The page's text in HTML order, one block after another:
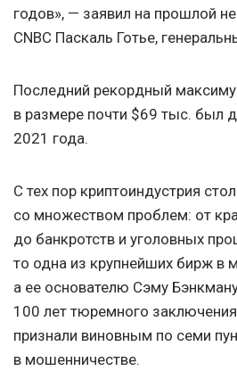
годов», — заявил на прошлой
CNBC Паскаль Готье,
Последний рекордный
в размере почти $69 тыс. был
2021 года.
С тех пор криптоиндустрия
со множеством проблем: от
до банкротств и уголовных
то одна из крупнейших бирж в
а ее основателю Сэму
100 лет тюремного заключения
признали виновным по семи
в мошенничестве.